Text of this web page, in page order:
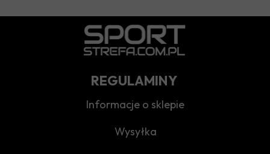
REGULAMINY
Wysyłka
Informacje o sklepie